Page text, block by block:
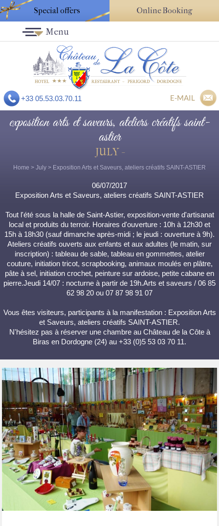
Special offers Online Booking
+33 05.53.03.70.11 E-MAIL
Menu
exposition arts et saveurs, ateliers créatifs saint-
astier
JULY -
Home > July > Exposition Arts et Saveurs, ateliers créatifs SAINT-ASTIER
06/07/2017
Exposition Arts et Saveurs, ateliers créatifs SAINT-ASTIER
Tout l'été sous la halle de Saint-Astier, exposition-vente d'artisanat
local et produits du terroir. Horaires d'ouverture : 10h à 12h30 et
15h à 18h30 (sauf dimanche après-midi ; le jeudi : ouverture à 9h).
Ateliers créatifs ouverts aux enfants et aux adultes (le matin, sur
inscription) : tableau de sable, tableau en gommettes, atelier
couture, initiation tricot, scrapbooking, animaux moulés en plâtre,
pâte à sel, initiation crochet, peinture sur ardoise, petite cabane en
pierre.Jeudi 14/07 : nocturne à partir de 19h.Arts et saveurs / 06 85
62 98 20 ou 07 87 98 91 07
Vous êtes visiteurs, participants à la manifestation : Exposition Arts
et Saveurs, ateliers créatifs SAINT-ASTIER.
N'hésitez pas à réserver une chambre au Château de la Côte à
Biras en Dordogne (24) au +33 (0)5 53 03 70 11.